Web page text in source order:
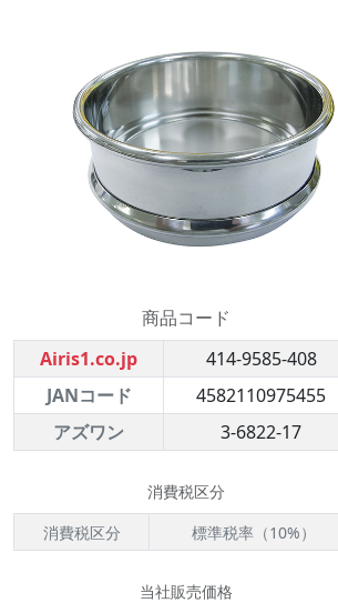
商品コード
Airis1.co.jp
414-9585-408
JANコード
4582110975455
アズワン
3-6822-17
消費税区分
消費税区分
標準税率（10%）
当社販売価格